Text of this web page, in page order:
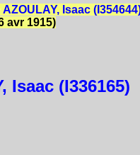
AZOULAY, Isaac
avr 1915)
Isaac (I336165)